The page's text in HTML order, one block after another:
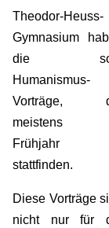
Theodor-Heuss-
Gymnasium
die
Humanismus-
Vorträge,
meistens
Frühjahr
stattfinden.
Diese Vorträge
nicht nur für